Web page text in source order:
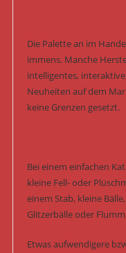
Die Palette an im
immens. Manche
intelligentes,
Neuheiten auf dem
keine Grenzen gesetzt.
Bei einem einfachen
kleine Fell- oder
einem Stab, kleine
Glitzerbälle oder
Etwas aufwendigere